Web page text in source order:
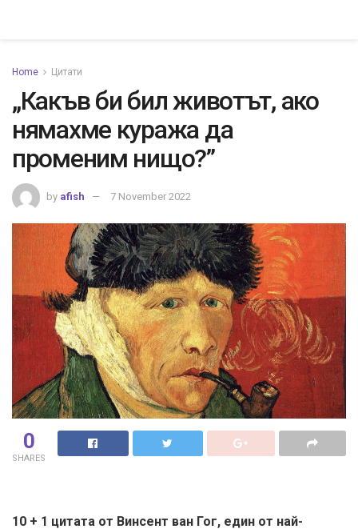
Home Цитати
„Какъв би бил животът, ако
нямахме куража да
променим нищо?”
by afish 7 November 2022
0
SHARES
10 + 1 цитата от Винсент ван Гог, един от най-